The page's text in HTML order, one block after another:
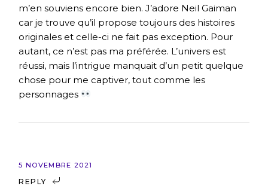
m’en souviens encore bien. J’adore Neil Gaiman
car je trouve qu’il propose toujours des histoires
originales et celle-ci ne fait pas exception. Pour
autant, ce n’est pas ma préférée. L’univers est
réussi, mais l’intrigue manquait d’un petit quelque
chose pour me captiver, tout comme les
personnages
5 NOVEMBRE 2021
REPLY